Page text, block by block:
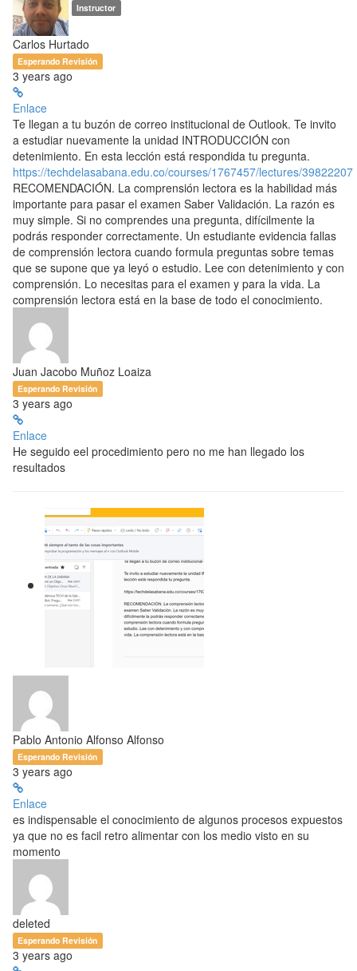
Instructor
Carlos Hurtado
Esperando Revisión
3 years ago
Enlace
Te llegan a tu buzón de correo institucional de Outlook. Te invito
a estudiar nuevamente la unidad INTRODUCCIÓN con
detenimiento. En esta lección está respondida tu pregunta.
https://techdelasabana.edu.co/courses/1767457/lectures/39822207
RECOMENDACIÓN. La comprensión lectora es la habilidad más
importante para pasar el examen Saber Validación. La razón es
muy simple. Si no comprendes una pregunta, difícilmente la
podrás responder correctamente. Un estudiante evidencia fallas
de comprensión lectora cuando formula preguntas sobre temas
que se supone que ya leyó o estudio. Lee con detenimiento y con
comprensión. Lo necesitas para el examen y para la vida. La
comprensión lectora está en la base de todo el conocimiento.
Juan Jacobo Muñoz Loaiza
Esperando Revisión
3 years ago
Enlace
He seguido eel procedimiento pero no me han llegado los
resultados
Pablo Antonio Alfonso Alfonso
Esperando Revisión
3 years ago
Enlace
es indispensable el conocimiento de algunos procesos expuestos
ya que no es facil retro alimentar con los medio visto en su
momento
deleted
Esperando Revisión
3 years ago